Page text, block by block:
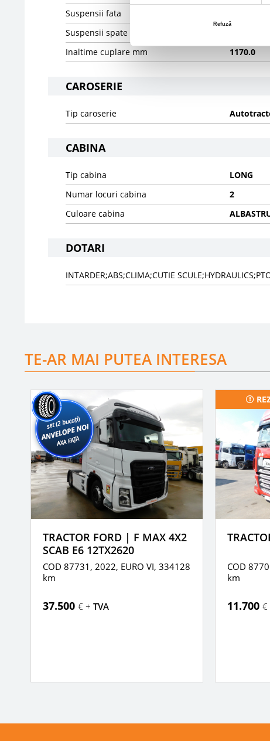
Refuză
Suspensii fata
Suspensii spate
Inaltime cuplare mm
1170.0
CAROSERIE
Tip caroserie
CABINA
Tip cabina
LONG
Numar locuri cabina
2
Culoare cabina
DOTARI
INTARDER;ABS;CLIMA;CUTIE
TE-AR MAI PUTEA INTERESA
TRACTOR FORD | F MAX 4X2
SCAB E6 12TX2620
COD 87731, 2022, EURO VI, 334128
km
37.500 € + TVA
COD
km
11.700 €